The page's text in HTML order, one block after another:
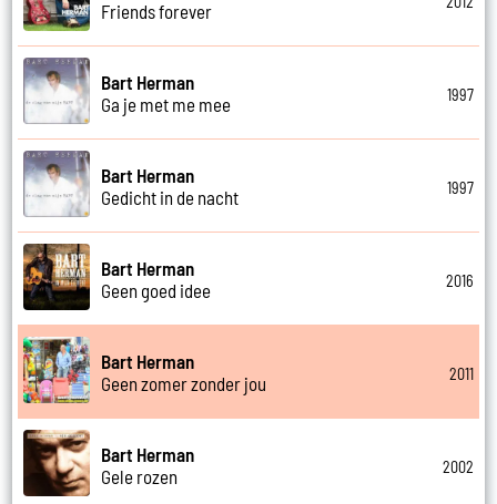
Friends forever
Bart Herman
Ga je met me mee
1997
Bart Herman
Gedicht in de nacht
1997
Bart Herman
Geen goed idee
2016
Bart Herman
Geen zomer zonder jou
2011
Bart Herman
Gele rozen
2002